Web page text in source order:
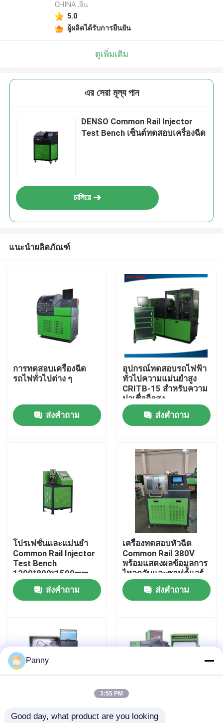
เกี่ยวกับเรา
ควบคุมคุณภาพ
ติดต่อเรา
คดี
อุปกรณ์ทดสอบทางรถไฟทั่วไป
CHINA ,จีน
5.0
ผู้ผลิตได้รับการยืนยัน
ดูเพิ่มเติม
এর সেরা মূল্য পান
DENSO Common Rail Injector
Test Bench เซ็นต์ทดสอบเครื่องฉีด
চালিয়ে
แนะนำผลิตภัณฑ์
การทดสอบเครื่องฉีด
รถไฟทั่วไปต่าง ๆ
ส่งคำถาม
อุปกรณ์ทดสอบรถไฟฟ้า
ทั่วไปความแม่นยําสูง
CRITB-15 สําหรับความ
น่าเชื่อถือสูง
ส่งคำถาม
โปรเฟชั่นและแม่นยํา
Common Rail Injector
Test Bench
1200*800*1500mm
ขนาด 0-50°C อุณหภูมิ
การทดสอบ 4 Kw
พลังงานมอเตอร์
ส่งคำถาม
เครื่องทดสอบหัวฉีด
Common Rail 380V
พร้อมแสดงผลข้อมูลการ
ไหลกลับและซอฟต์แวร์
Windows จอแสดงผล
LED 19 นิ้วส่งคำถาม
การแสดงข้อมูลการ เครื่องทดสอบหัวฉีดคอม
Panny
3:55 PM
Good day, what product are you looking